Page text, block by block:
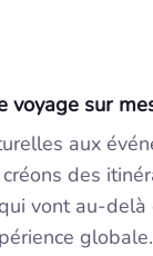
voyage sur
aux
des
vont au-delà
globale.